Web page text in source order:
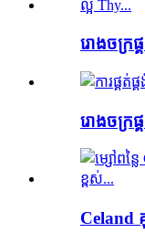
រោងចក្រផ្
រោងចក្រ
Celand